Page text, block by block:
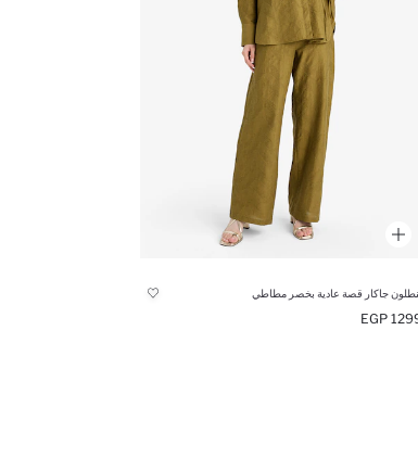
جاكار قصة عادية بخصر مطاطي
1299